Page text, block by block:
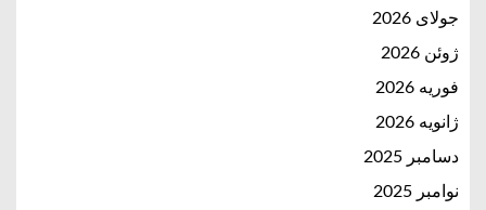
جولای 2026
ژوئن 2026
فوریه 2026
ژانویه 2026
دسامبر 2025
نوامبر 2025